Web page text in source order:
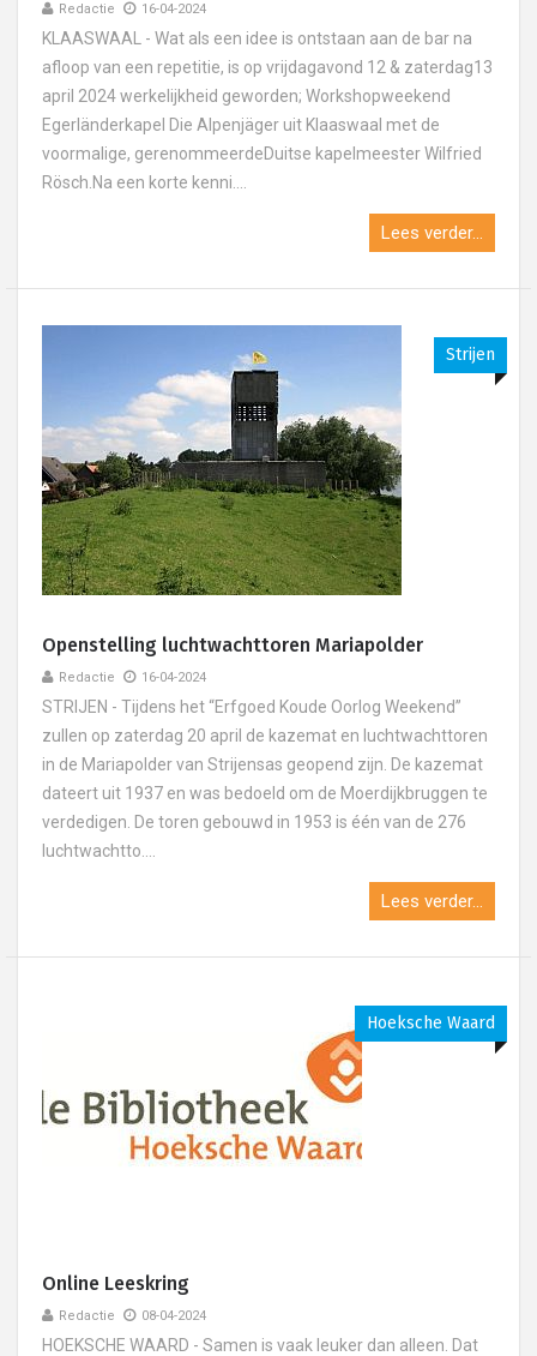
Redactie 16-04-2024
KLAASWAAL - Wat als een idee is ontstaan aan de bar na
afloop van een repetitie, is op vrijdagavond 12 & zaterdag13
april 2024 werkelijkheid geworden; Workshopweekend
Egerländerkapel Die Alpenjäger uit Klaaswaal met de
voormalige, gerenommeerdeDuitse kapelmeester Wilfried
Rösch.Na een korte kenni....
Lees verder...
Strijen
Openstelling luchtwachttoren Mariapolder
Redactie 16-04-2024
STRIJEN - Tijdens het “Erfgoed Koude Oorlog Weekend”
zullen op zaterdag 20 april de kazemat en luchtwachttoren
in de Mariapolder van Strijensas geopend zijn. De kazemat
dateert uit 1937 en was bedoeld om de Moerdijkbruggen te
verdedigen. De toren gebouwd in 1953 is één van de 276
luchtwachtto....
Lees verder...
Hoeksche Waard
Online Leeskring
Redactie 08-04-2024
HOEKSCHE WAARD - Samen is vaak leuker dan alleen. Dat